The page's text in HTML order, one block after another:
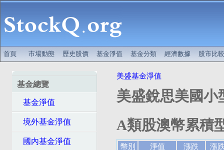
首頁 市場動態 歷史股價 基金淨值 基金分類 經濟數據 股市比較
基金總覽
基金淨值
境外基金淨值
國內基金淨值
美盛基金淨值
美盛銳思美國小
A類股澳幣累積
幣別 淨值 漲跌
漲